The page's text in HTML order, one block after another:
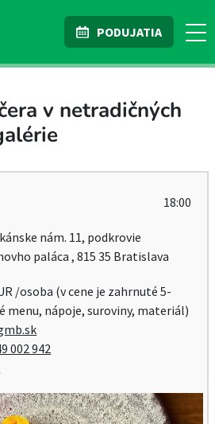
PODUJATIA
v netradičných
18:00
nám. 11, podkrovie
paláca , 815 35 Bratislava
/osoba (v cene je zahrnuté 5-
menu, nápoje, suroviny, materiál)
002 942